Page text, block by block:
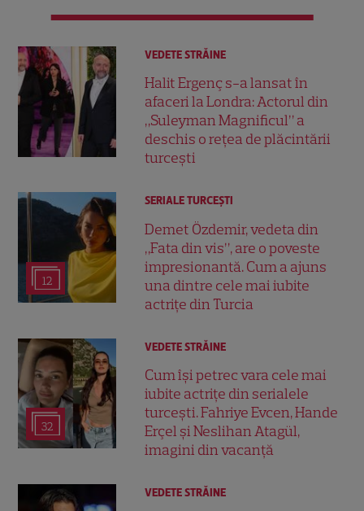
VEDETE STRĂINE
Halit Ergenç s-a lansat în
afaceri la Londra: Actorul din
„Suleyman Magnificul” a
deschis o rețea de plăcintării
turcești
12
SERIALE TURCEŞTI
Demet Özdemir, vedeta din
„Fata din vis”, are o poveste
impresionantă. Cum a ajuns
una dintre cele mai iubite
actrițe din Turcia
32
VEDETE STRĂINE
Cum își petrec vara cele mai
iubite actrițe din serialele
turcești. Fahriye Evcen, Hande
Erçel și Neslihan Atagül,
imagini din vacanță
VEDETE STRĂINE